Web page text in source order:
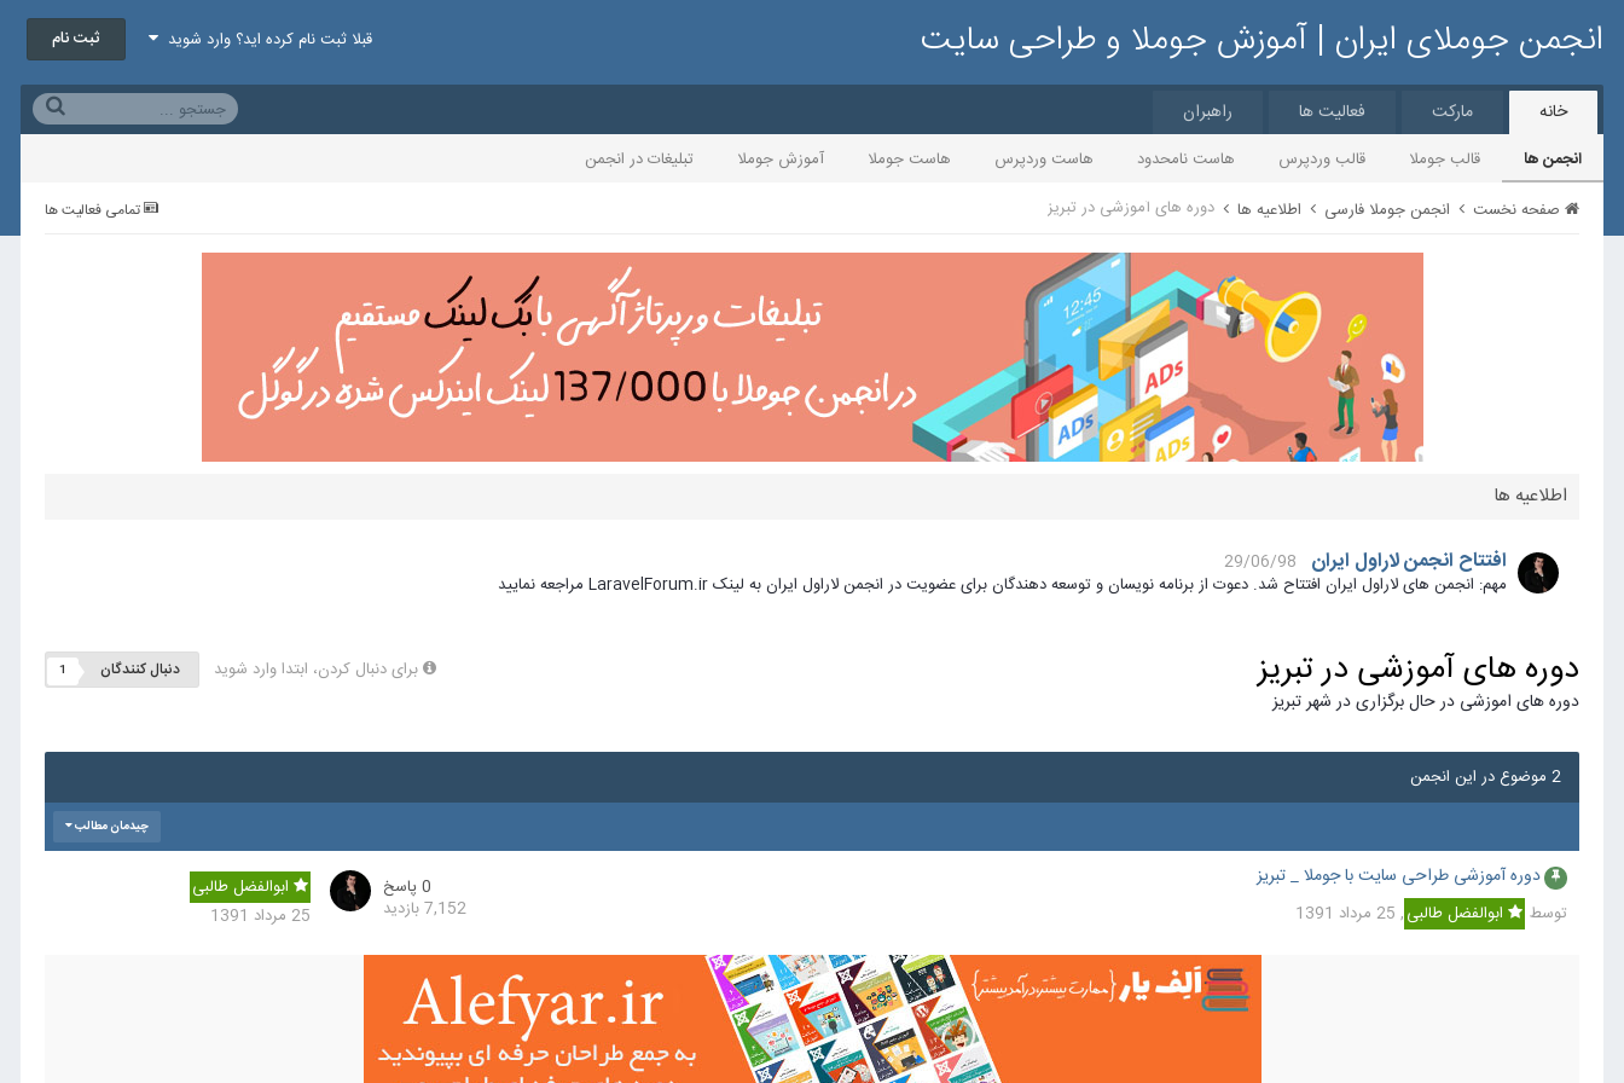
انجمن جوملای ایران | آموزش جوملا و طراحی سایت قبلا ثبت نام کرده اید؟ وارد شوید ثبت نام
خانه
انجمن ها قالب جوملا قالب وردپرس هاست نامحدود هاست وردپرس هاست جوملا آموزش جوملا تبلیغات در انجمن
مارکت فعالیت ها راهبران
تمامی فعالیت ها صفحه نخست انجمن جوملا فارسی اطلاعیه ها دوره های آموزشی در تبریز
اطلاعیه ها
افتتاح انجمن لاراول ایران
29/06/98
مهم: انجمن های لاراول ایران افتتاح شد. دعوت از برنامه نویسان و توسعه دهندگان برای عضویت در انجمن لاراول ایران به لینک LaravelForum.ir مراجعه نمایید
دوره های آموزشی در تبریز برای دنبال کردن، ابتدا وارد شوید دنبال کنندگان 1
دوره های اموزشی در حال برگزاری در شهر تبریز
2 موضوع در این انجمن
چیدمان مطالب
دوره آموزشی طراحی سایت با جوملا _ تبریز
توسط ابوالفضل طالبی, 25 مرداد 1391
0 پاسخ
7,152بازدید
ابوالفضل طالبی
25 مرداد 1391